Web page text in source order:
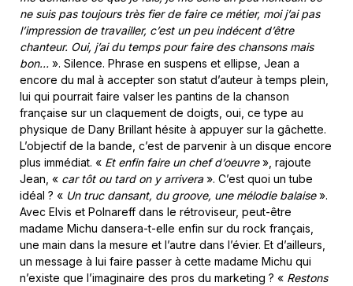
ne suis pas toujours très fier de faire ce métier, moi j’ai pas
l’impression de travailler, c’est un peu indécent d’être
chanteur. Oui, j’ai du temps pour faire des chansons mais
bon… ». Silence. Phrase en suspens et ellipse, Jean a
encore du mal à accepter son statut d’auteur à temps plein,
lui qui pourrait faire valser les pantins de la chanson
française sur un claquement de doigts, oui, ce type au
physique de Dany Brillant hésite à appuyer sur la gâchette.
L’objectif de la bande, c’est de parvenir à un disque encore
plus immédiat. « Et enfin faire un chef d’oeuvre», rajoute
Jean, « car tôt ou tard on y arrivera». C’est quoi un tube
idéal ? « Un truc dansant, du groove, une mélodie balaise».
Avec Elvis et Polnareff dans le rétroviseur, peut-être
madame Michu dansera-t-elle enfin sur du rock français,
une main dans la mesure et l’autre dans l’évier. Et d’ailleurs,
un message à lui faire passer à cette madame Michu qui
n’existe que l’imaginaire des pros du marketing ? « Restons